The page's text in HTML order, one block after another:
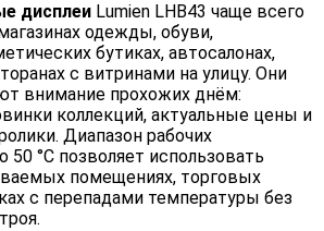
дисплеи Lumien LHB43 чаще всего
одежды, обуви,
бутиках, автосалонах,
с витринами на улицу. Они
внимание прохожих днём:
коллекций, актуальные цены и
Диапазон рабочих
50 °C позволяет использовать
помещениях, торговых
с перепадами температуры без